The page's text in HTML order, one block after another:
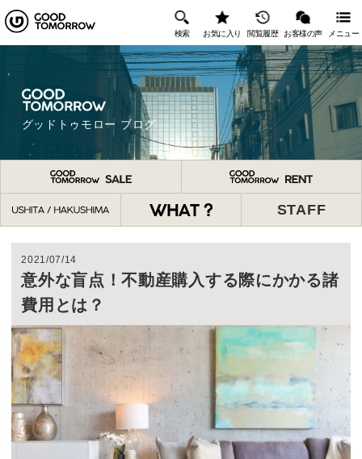
検索 お気に入り 閲覧履歴 お客様の声 メニュー
グッドトゥモロー ブログ
STAFF
2021/07/14
意外な盲点！不動産購入する際にかかる諸
費用とは？